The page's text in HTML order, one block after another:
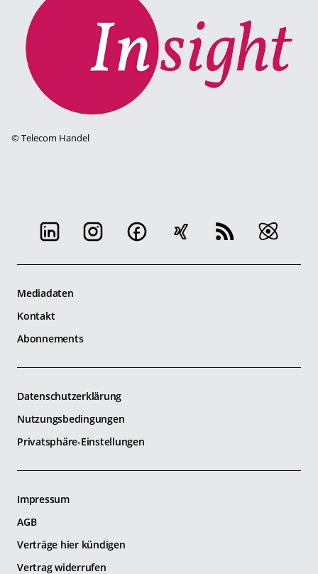
©Telecom Handel
Mediadaten
Kontakt
Abonnements
Datenschutzerklärung
Nutzungsbedingungen
Privatsphäre-Einstellungen
Impressum
AGB
Verträge hier kündigen
Vertrag widerrufen